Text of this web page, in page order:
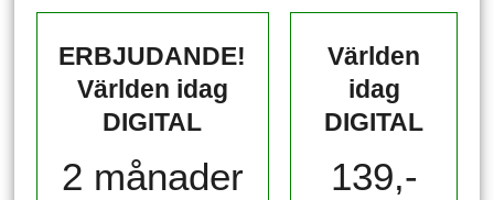
ERBJUDANDE!
Världen idag
DIGITAL
2 månader
Världen
idag
DIGITAL
139,-